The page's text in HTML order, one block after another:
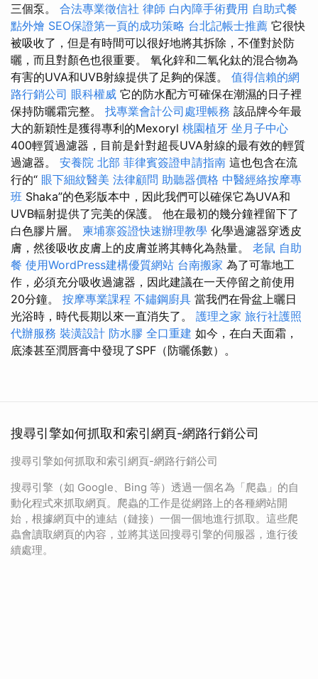
三個泵。 合法專業徵信社 律師 白內障手術費用 自助式餐
點外燴 SEO保證第一頁的成功策略 台北記帳士推薦 它很快
被吸收了，但是有時間可以很好地將其拆除，不僅對於防
曬，而且對顏色也很重要。 氧化鋅和二氧化鈦的混合物為
有害的UVA和UVB射線提供了足夠的保護。 值得信賴的網
路行銷公司 眼科權威 它的防水配方可確保在潮濕的日子裡
保持防曬霜完整。 找專業會計公司處理帳務 該品牌今年最
大的新穎性是獲得專利的Mexoryl 桃園植牙 坐月子中心
400輕質過濾器，目前是針對超長UVA射線的最有效的輕質
過濾器。 安養院 北部 菲律賓簽證申請指南 這也包含在流
行的“ 眼下細紋醫美 法律顧問 助聽器價格 中醫經絡按摩專
班 Shaka”的色彩版本中，因此我們可以確保它為UVA和
UVB輻射提供了完美的保護。 他在最初的幾分鐘裡留下了
白色膠片層。 柬埔寨簽證快速辦理教學 化學過濾器穿透皮
膚，然後吸收皮膚上的皮膚並將其轉化為熱量。 老鼠 自助
餐 使用WordPress建構優質網站 台南搬家 為了可靠地工
作，必須充分吸收過濾器，因此建議在一天停留之前使用
20分鐘。 按摩專業課程 不鏽鋼廚具 當我們在骨盆上曬日
光浴時，時代長期以來一直消失了。 護理之家 旅行社護照
代辦服務 裝潢設計 防水膠 全口重建 如今，在白天面霜，
底漆甚至潤唇膏中發現了SPF（防曬係數）。
搜尋引擎如何抓取和索引網頁-網路行銷公司
搜尋引擎如何抓取和索引網頁-網路行銷公司
搜尋引擎（如 Google、Bing 等）透過一個名為「爬蟲」的自
動化程式來抓取網頁。爬蟲的工作是從網路上的各種網站開
始，根據網頁中的連結（鏈接）一個一個地進行抓取。這些爬
蟲會讀取網頁的內容，並將其送回搜尋引擎的伺服器，進行後
續處理。